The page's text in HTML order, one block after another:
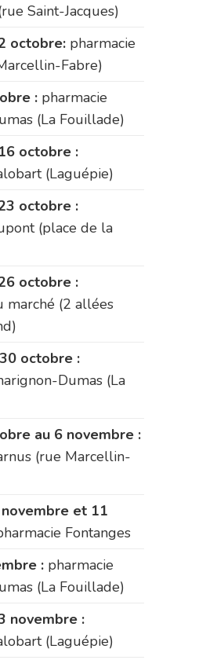
Saint-Jacques)
octobre: pharmacie
Fabre)
: pharmacie
(La Fouillade)
octobre :
(Laguépie)
octobre :
(place de la
octobre :
marché (2 allées
octobre :
Dumas (La
au 6 novembre :
(rue Marcellin-
et 11
Fontanges
: pharmacie
(La Fouillade)
novembre :
(Laguépie)